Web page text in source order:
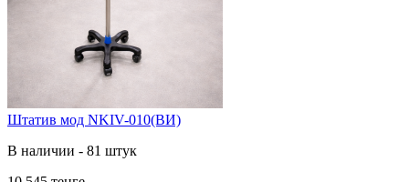
Штатив мод NKIV-010(ВИ)
В наличии - 81 штук